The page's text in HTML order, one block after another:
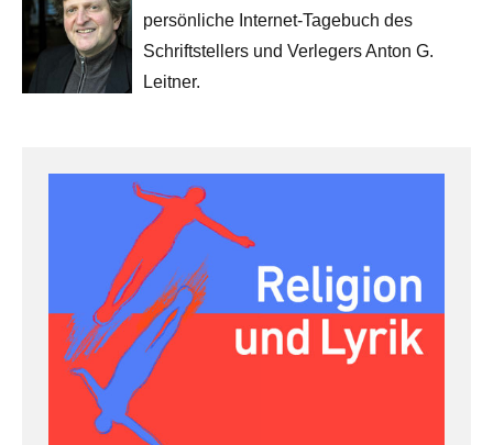
persönliche Internet-Tagebuch des
Schriftstellers und Verlegers Anton G.
Leitner.